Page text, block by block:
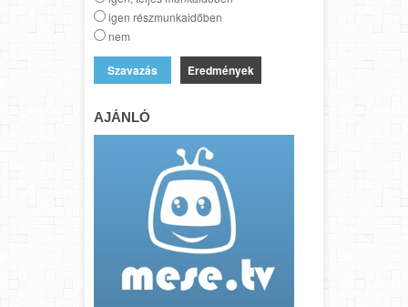
igen részmunkaidőben
nem
Eredmények
AJÁNLÓ